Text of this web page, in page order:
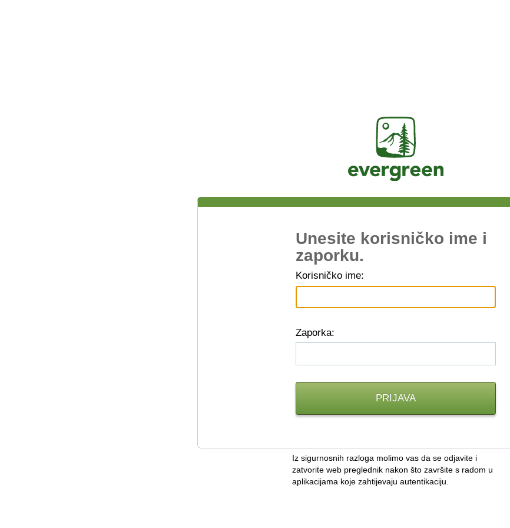
Jasig
Unesite korisničko ime i
zaporku.
Korisničko ime:
Zaporka:
Iz sigurnosnih razloga molimo vas da se odjavite i
zatvorite web preglednik nakon što završite s radom u
aplikacijama koje zahtijevaju autentikaciju.